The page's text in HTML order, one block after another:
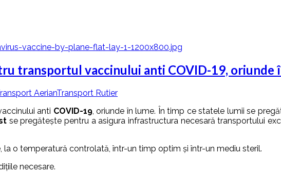
transportul vaccinului anti COVID-19, oriunde
AerianTransport Rutier
anti COVID-19, oriunde în lume. În timp ce statele lumii se
se pregătește pentru a asigura infrastructura necesară transportului
la o temperatură controlată, într-un timp optim și într-un mediu steril.
necesare.